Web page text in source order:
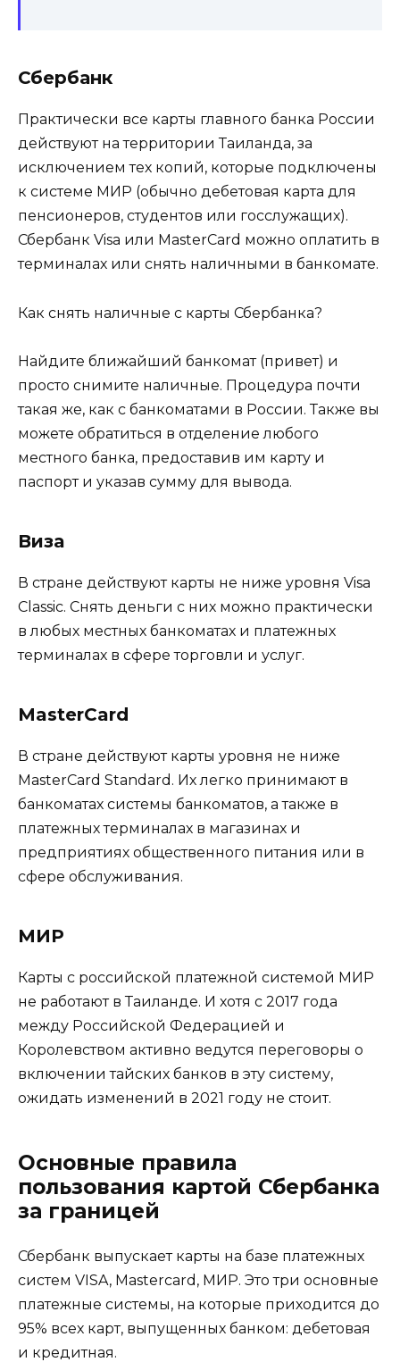
Сбербанк
Практически все карты главного банка России
действуют на территории Таиланда, за
исключением тех копий, которые подключены
к системе МИР (обычно дебетовая карта для
пенсионеров, студентов или госслужащих).
Сбербанк Visa или MasterCard можно оплатить в
терминалах или снять наличными в банкомате.
Как снять наличные с карты Сбербанка?
Найдите ближайший банкомат (привет) и
просто снимите наличные. Процедура почти
такая же, как с банкоматами в России. Также вы
можете обратиться в отделение любого
местного банка, предоставив им карту и
паспорт и указав сумму для вывода.
Виза
В стране действуют карты не ниже уровня Visa
Classic. Снять деньги с них можно практически
в любых местных банкоматах и ​​платежных
терминалах в сфере торговли и услуг.
MasterCard
В стране действуют карты уровня не ниже
MasterCard Standard. Их легко принимают в
банкоматах системы банкоматов, а также в
платежных терминалах в магазинах и
предприятиях общественного питания или в
сфере обслуживания.
МИР
Карты с российской платежной системой МИР
не работают в Таиланде. И хотя с 2017 года
между Российской Федерацией и
Королевством активно ведутся переговоры о
включении тайских банков в эту систему,
ожидать изменений в 2021 году не стоит.
Основные правила
пользования картой Сбербанка
за границей
Сбербанк выпускает карты на базе платежных
систем VISA, Mastercard, МИР. Это три основные
платежные системы, на которые приходится до
95% всех карт, выпущенных банком: дебетовая
и кредитная.